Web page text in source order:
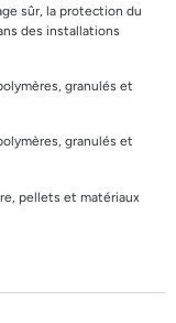
sûr, la protection du
des installations
granulés et
granulés et
pellets et matériaux